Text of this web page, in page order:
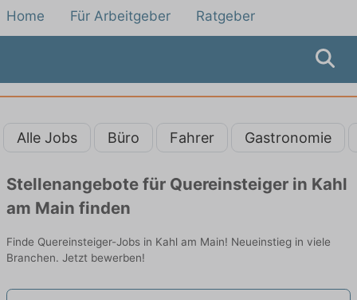
Home Für Arbeitgeber Ratgeber
Alle Jobs Büro Fahrer Gastronomie
Stellenangebote für Quereinsteiger in Kahl
am Main finden
Finde Quereinsteiger-Jobs in Kahl am Main! Neueinstieg in viele
Branchen. Jetzt bewerben!